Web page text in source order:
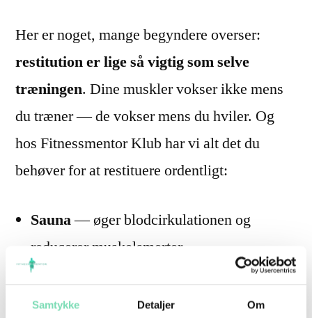
Samtykke Detaljer Om
Her er noget, mange begyndere overser:
restitution er lige så vigtig som selve
træningen. Dine muskler vokser ikke mens
du træner — de vokser mens du hviler. Og
hos Fitnessmentor Klub har vi alt det du
behøver for at restituere ordentligt:
Sauna— øger blodcirkulationen og
reducerer muskelsmerter
Infrarød sauna
— dyb varme der trænger
ind i muskelvævet og fremmer healing